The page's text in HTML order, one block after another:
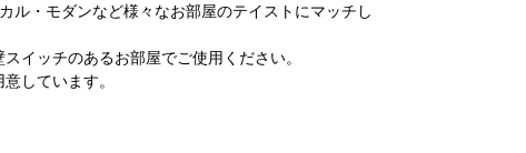
ル・モダンなど様々なお部屋のテイストにマッチし
イッチのあるお部屋でご使用ください。
しています。